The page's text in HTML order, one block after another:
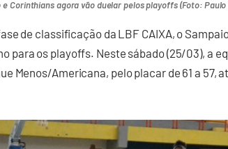
e Corinthians agora vão duelar pelos playoffs (Foto: Paulo
de classificação da LBF CAIXA, o
para os playoffs. Neste sábado (25/03), a
Menos/Americana, pelo placar de 61 a 57,